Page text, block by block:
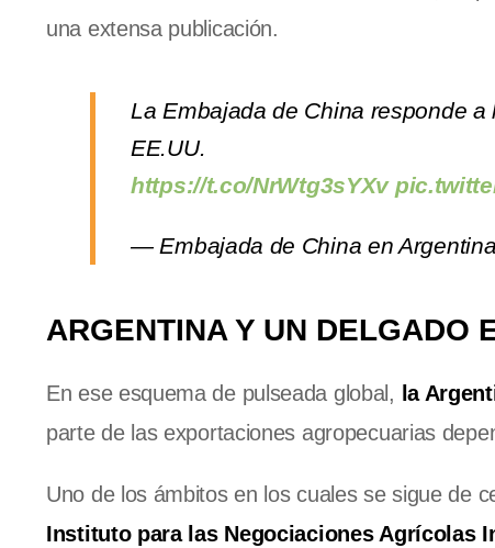
una extensa publicación.
La Embajada de China responde
EE.UU.
https://t.co/NrWtg3sYXv
— Embajada de China en
ARGENTINA Y UN DELGADO
En ese esquema de pulseada global, la
parte de las exportaciones agropecuarias
Uno de los ámbitos en los cuales se sigue de
Instituto para las Negociaciones Agrícolas